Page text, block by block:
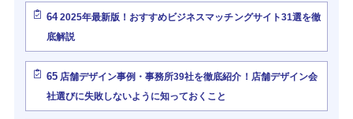
642025年最新版！おすすめビジネスマッチングサイト31選を徹
底解説
65店舗デザイン事例・事務所39社を徹底紹介！店舗デザイン会
社選びに失敗しないように知っておくこと